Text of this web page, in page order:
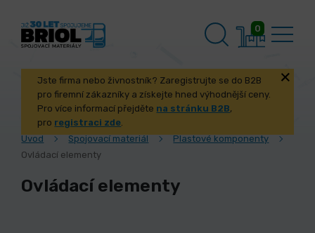
0
Jste firma nebo živnostník? Zaregistrujte se do B2B
pro firemní zákazníky a získejte hned výhodnější ceny.
Pro více informací přejděte na stránku B2B,
pro registraci zde.
Úvod
Spojovací materiál
Plastové komponenty
Ovládací elementy
Ovládací elementy